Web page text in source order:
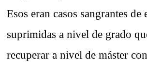
Esos eran casos sangrantes de
suprimidas a nivel de grado
recuperar a nivel de máster